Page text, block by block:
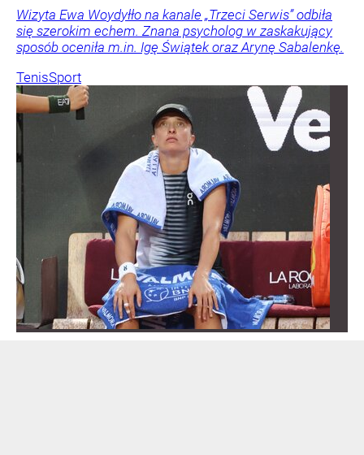
Wizyta Ewa Woydyłło na kanale „Trzeci Serwis” odbiła
się szerokim echem. Znana psycholog w zaskakujący
sposób oceniła m.in. Igę Świątek oraz Arynę Sabalenkę.
TenisSport